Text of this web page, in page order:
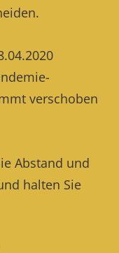
verschoben
Abstand und
halten Sie